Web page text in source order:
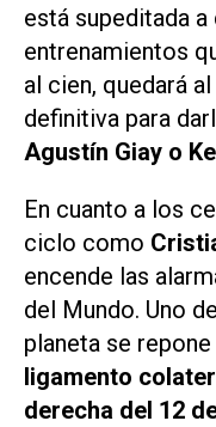
está supeditada
entrenamientos
al cien, quedará
definitiva para
Agustín Giay o
En cuanto a los
ciclo como
encende las
del Mundo. Uno
planeta se
ligamento
derecha del 12